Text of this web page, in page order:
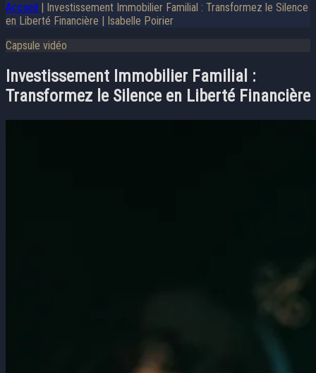
Accueil | Investissement Immobilier Familial : Transformez le Silence
en Liberté Financière | Isabelle Poirier
Capsule vidéo
Investissement Immobilier Familial :
Transformez le Silence en Liberté Financière